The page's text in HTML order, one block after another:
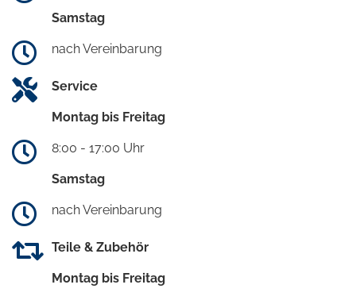
Samstag
nach Vereinbarung
Service
Montag bis Freitag
8:00 - 17:00 Uhr
Samstag
nach Vereinbarung
Teile & Zubehör
Montag bis Freitag